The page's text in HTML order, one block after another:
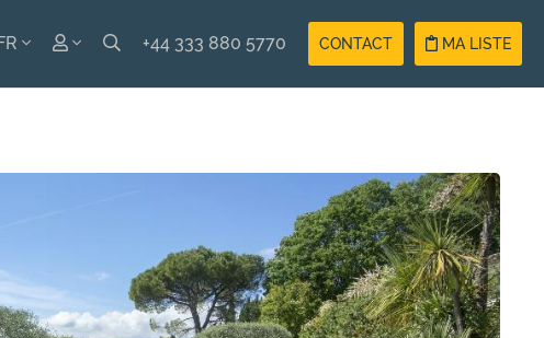
MA LISTE
CONTACT
+44 333 880 5770
Compte
Compte
ENGLISH